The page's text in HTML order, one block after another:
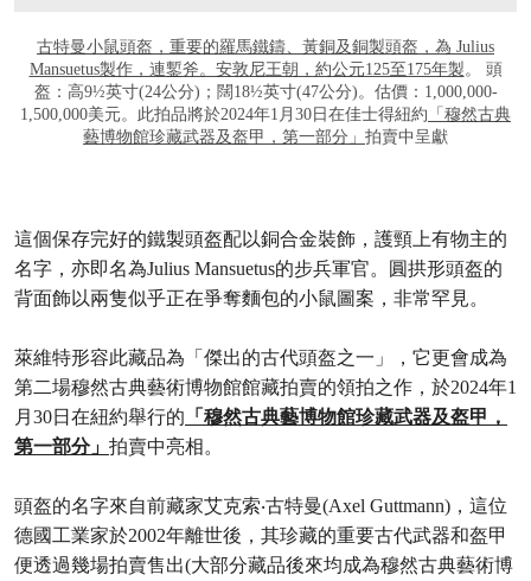
古特曼小鼠頭盔，重要的羅馬鐵鑄、黃銅及銅製頭盔，為 Julius
Mansuetus製作，連鏨斧。安敦尼王朝，約公元125至175年製 。 頭
盔：高9½英寸(24公分)；闊18½英寸(47公分)。估價：1,000,000-
1,500,000美元。此拍品將於2024年1月30日在佳士得紐約 「穆然古典
藝博物館珍藏武器及盔甲，第一部分」 拍賣中呈獻
這個保存完好的鐵製頭盔配以銅合金裝飾，護頸上有物主的
名字，亦即名為Julius Mansuetus的步兵軍官。圓拱形頭盔的
背面飾以兩隻似乎正在爭奪麵包的小鼠圖案，非常罕見。
萊維特形容此藏品為「傑出的古代頭盔之一」，它更會成為
第二場穆然古典藝術博物館館藏拍賣的領拍之作，於2024年1
月30日在紐約舉行的 「穆然古典藝博物館珍藏武器及盔甲，
第一部分」 拍賣中亮相。
頭盔的名字來自前藏家艾克索‧古特曼(Axel Guttmann)，這位
德國工業家於2002年離世後，其珍藏的重要古代武器和盔甲
便透過幾場拍賣售出(大部分藏品後來均成為穆然古典藝術博